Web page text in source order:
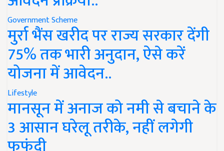
Government Scheme
मुर्रा भैंस खरीद पर राज्य सरकार देंगी
75% तक भारी अनुदान, ऐसे करें
योजना में आवेदन..
Lifestyle
मानसून में अनाज को नमी से बचाने के
3 आसान घरेलू तरीके, नहीं लगेगी